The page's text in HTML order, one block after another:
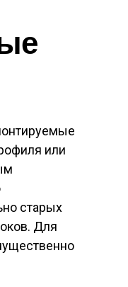
или
старых
Для